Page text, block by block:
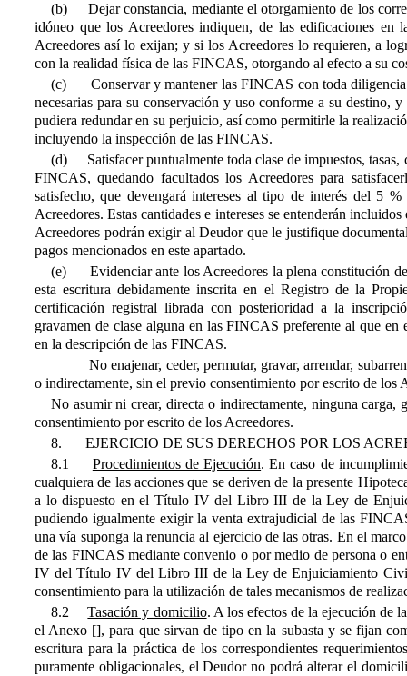
(b)
Dejar constancia, mediante el otorgamiento de los
idóneo que los Acreedores indiquen, de las edificaciones
Acreedores así lo exijan; y si los Acreedores lo requieren, a
con la realidad física de las FINCAS, otorgando al efecto a su
(c)
Conservar y mantener las FINCAS con toda
necesarias para su conservación y uso conforme a su destino,
pudiera redundar en su perjuicio, así como permitirle la
incluyendo la inspección de las FINCAS.
(d)
Satisfacer puntualmente toda clase de impuestos,
FINCAS, quedando facultados los Acreedores para
satisfecho, que devengará intereses al tipo de interés del 5
Acreedores. Estas cantidades e intereses se entenderán
Acreedores podrán exigir al Deudor que le justifique
pagos mencionados en este apartado.
(e)
Evidenciar ante los Acreedores la plena constitución
esta escritura debidamente inscrita en el Registro de la
certificación registral librada con posterioridad a la
gravamen de clase alguna en las FINCAS preferente al que en
en la descripción de las FINCAS.
No enajenar, ceder, permutar, gravar, arrendar,
o indirectamente, sin el previo consentimiento por escrito de los
No asumir ni crear, directa o indirectamente, ninguna
consentimiento por escrito de los Acreedores.
8.
EJERCICIO DE SUS DERECHOS POR LOS
8.1 Procedimientos de Ejecución. En caso de
cualquiera de las acciones que se deriven de la presente
a lo dispuesto en el Título IV del Libro III de la Ley de
pudiendo igualmente exigir la venta extrajudicial de las
una vía suponga la renuncia al ejercicio de las otras. En el
de las FINCAS mediante convenio o por medio de persona o
IV del Título IV del Libro III de la Ley de Enjuiciamiento
consentimiento para la utilización de tales mecanismos de
8.2Tasación y domicilio. A los efectos de la ejecución de
el Anexo [], para que sirvan de tipo en la subasta y se fijan
escritura para la práctica de los correspondientes
puramente obligacionales, el Deudor no podrá alterar el